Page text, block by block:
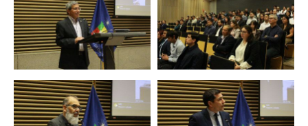
EXTENSIÓN
Estructuras, Construcción y Geotecnia
Ingeniería de Transporte
Recursos Hídricos y Medio Ambiente
Zoom Zoom